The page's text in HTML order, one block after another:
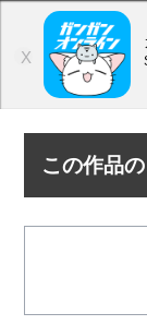
この作品
X